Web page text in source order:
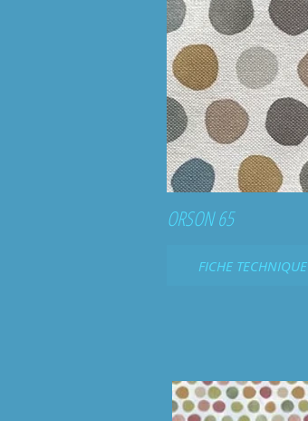
ORSON 65
FICHE TECHNIQUE